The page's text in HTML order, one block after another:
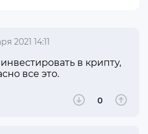
2021 14:11
в крипту,
все это.
0